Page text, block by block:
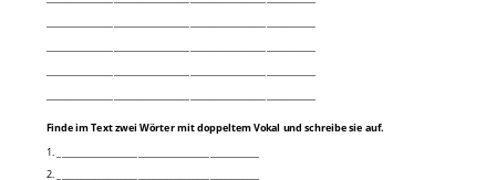
Finde im Text zwei Wörter mit doppeltem Vokal und schreibe sie auf.
1. _____________________________________________
2. _____________________________________________